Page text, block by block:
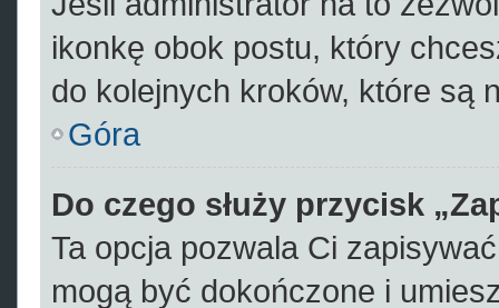
ikonkę obok postu, który
do kolejnych kroków, które są
Góra
Do czego służy przycisk
Ta opcja pozwala Ci
mogą być dokończone i